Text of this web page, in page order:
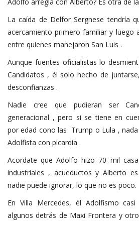
La caída de Delfor Sergnese tendría
acercamiento primero familiar y luego
entre quienes manejaron San Luis .
Aunque fuentes oficialistas lo
Candidatos , él solo hecho de
desconfianzas .
Nadie cree que pudieran ser
generacional , pero si se tiene en
por edad cono las Trump o Lula ,
Adolfista con picardía .
Acordate que Adolfo hizo 70 mil
industriales , acueductos y Alberto
nadie puede ignorar, lo que no es poco.
En Villa Mercedes, él Adolfismo
algunos detrás de Maxi Frontera y